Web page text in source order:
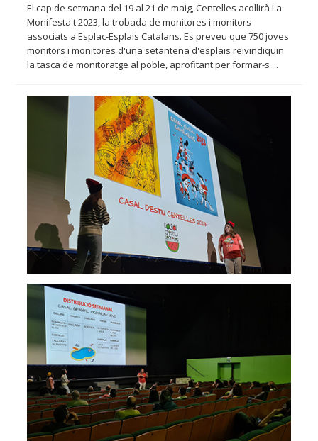
El cap de setmana del 19 al 21 de maig, Centelles acollirà La
Monifesta't 2023, la trobada de monitores i monitors
associats a Esplac-Esplais Catalans. Es preveu que 750 joves
monitors i monitores d'una setantena d'esplais reivindiquin
la tasca de monitoratge al poble, aprofitant per formar-s ...